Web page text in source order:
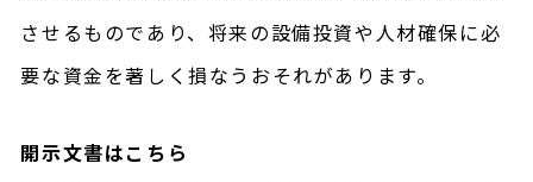
させるものであり、将来の設備投資や人材確保に必
要な資金を著しく損なうおそれがあります。
開示文書はこちら